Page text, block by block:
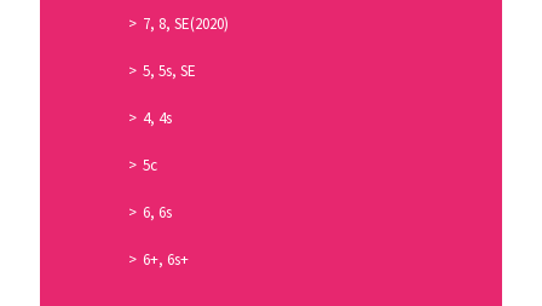
7, 8, SE(2020)
5, 5s, SE
4, 4s
5c
6, 6s
6+, 6s+